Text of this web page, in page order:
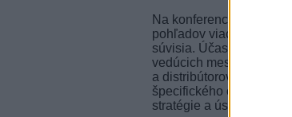
Na konferencii Quo
pohľadov viacerých
súvisia. Účastníci tak
vedúcich mestských a
a distribútorov. Vytvorilo
špecifického odboru.
stratégie a úspešné